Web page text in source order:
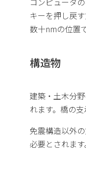
キーを押し戻
数十nmの位置
構造物
建築・土木分
れます。橋の
免震構造以外
必要とされま